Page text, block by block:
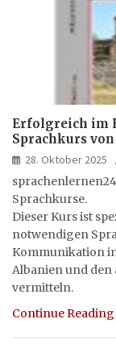
Erfolgreich im
Sprachkurs
28. Oktober 2025
Sprachkurse.
Dieser Kurs ist
notwendigen
Kommunikation
Albanien und
vermitteln.
Continue Reading